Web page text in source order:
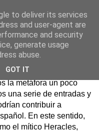
era un maravilloso
donde se
Como
la metáfora un poco
una serie de entradas y
contribuir a
En este sentido,
el mítico Heracles,
to deliver its services
and user-agent are
and security
generate usage
abuse.
GOT IT